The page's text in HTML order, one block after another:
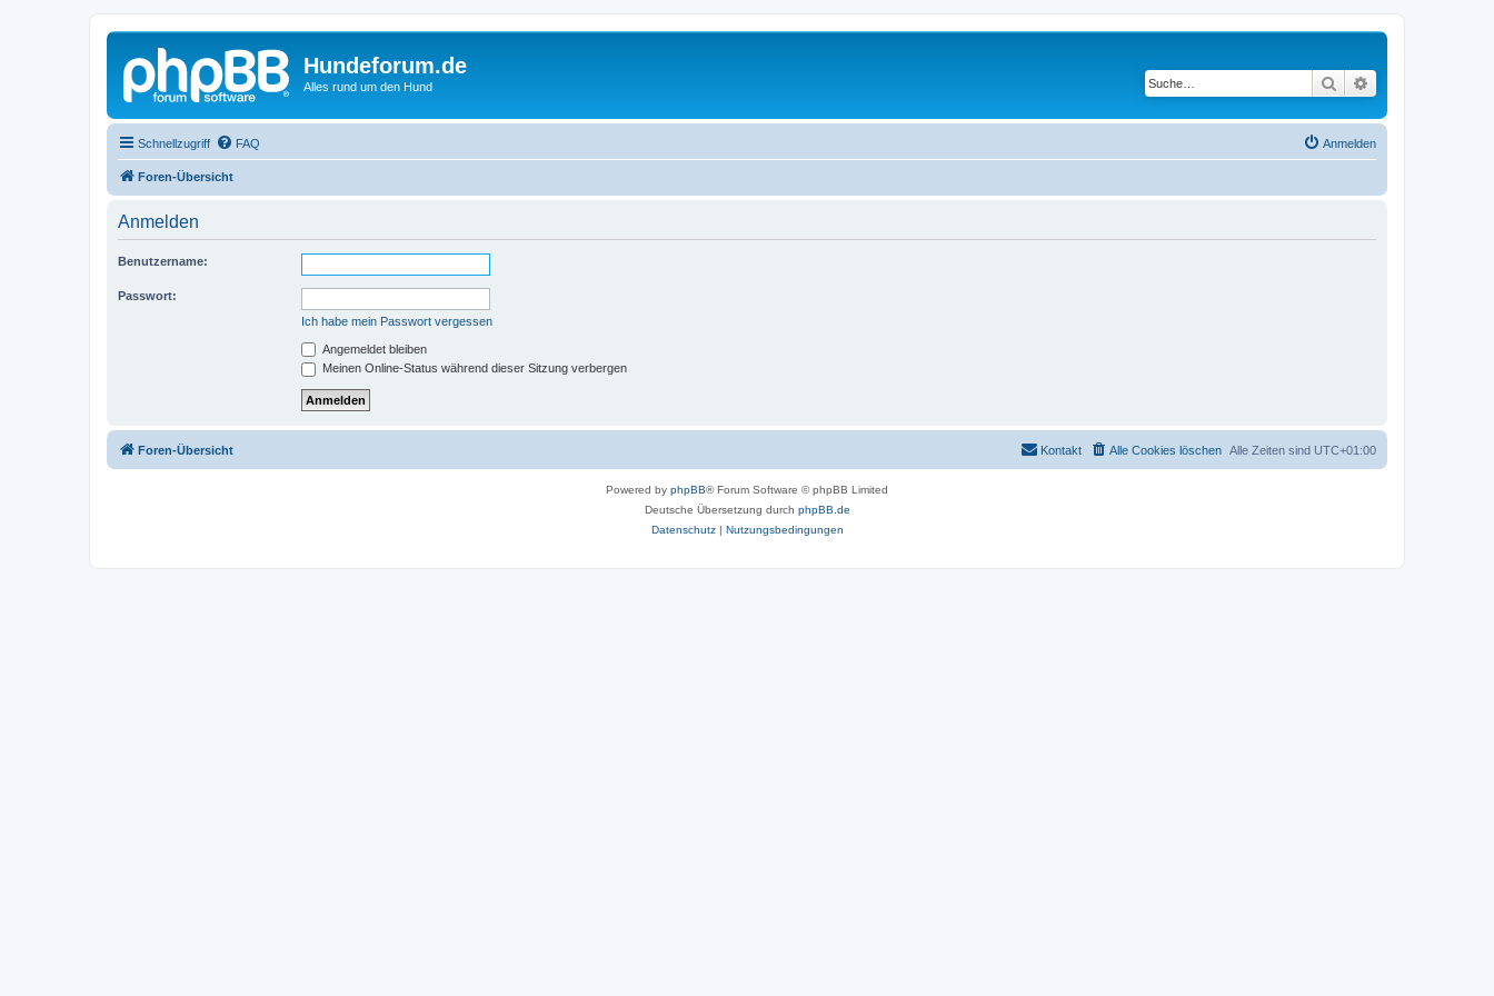
Hundeforum.de
Alles rund um den Hund Suche
Schnellzugriff FAQ Anmelden
Foren-Übersicht
Anmelden
Benutzername:
Passwort:
Ich habe mein Passwort vergessen
Angemeldet bleiben
Meinen Online-Status während dieser Sitzung verbergen
Foren-Übersicht Alle Zeiten sind UTC+01:00
Alle Cookies löschen
Kontakt
Powered by phpBB® Forum Software © phpBB Limited
Deutsche Übersetzung durch phpBB.de
Datenschutz| Nutzungsbedingungen